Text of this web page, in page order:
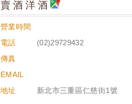
賣酒洋酒
營業時間
電話
(02)29729432
傳真
EMAIL
地址
新北市三重區仁慈街1號